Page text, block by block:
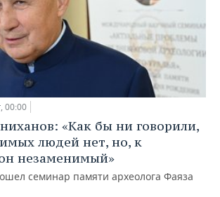
00:00
«Как бы ни говорили,
людей нет, но, к
незаменимый»
семинар памяти археолога Фаяза